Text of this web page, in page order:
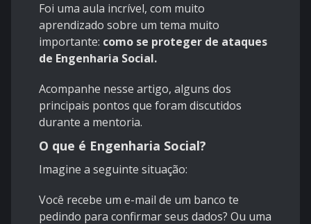
Foi uma aula incrível, com muito
aprendizado sobre um tema muito
importante: como se proteger de ataques
de Engenharia Social.
Acompanhe nesse artigo, alguns dos
principais pontos que foram discutidos
durante a mentoria.
O que é Engenharia Social?
Imagine a seguinte situação:
Você recebe um e-mail de um banco te
pedindo para confirmar seus dados? Ou uma